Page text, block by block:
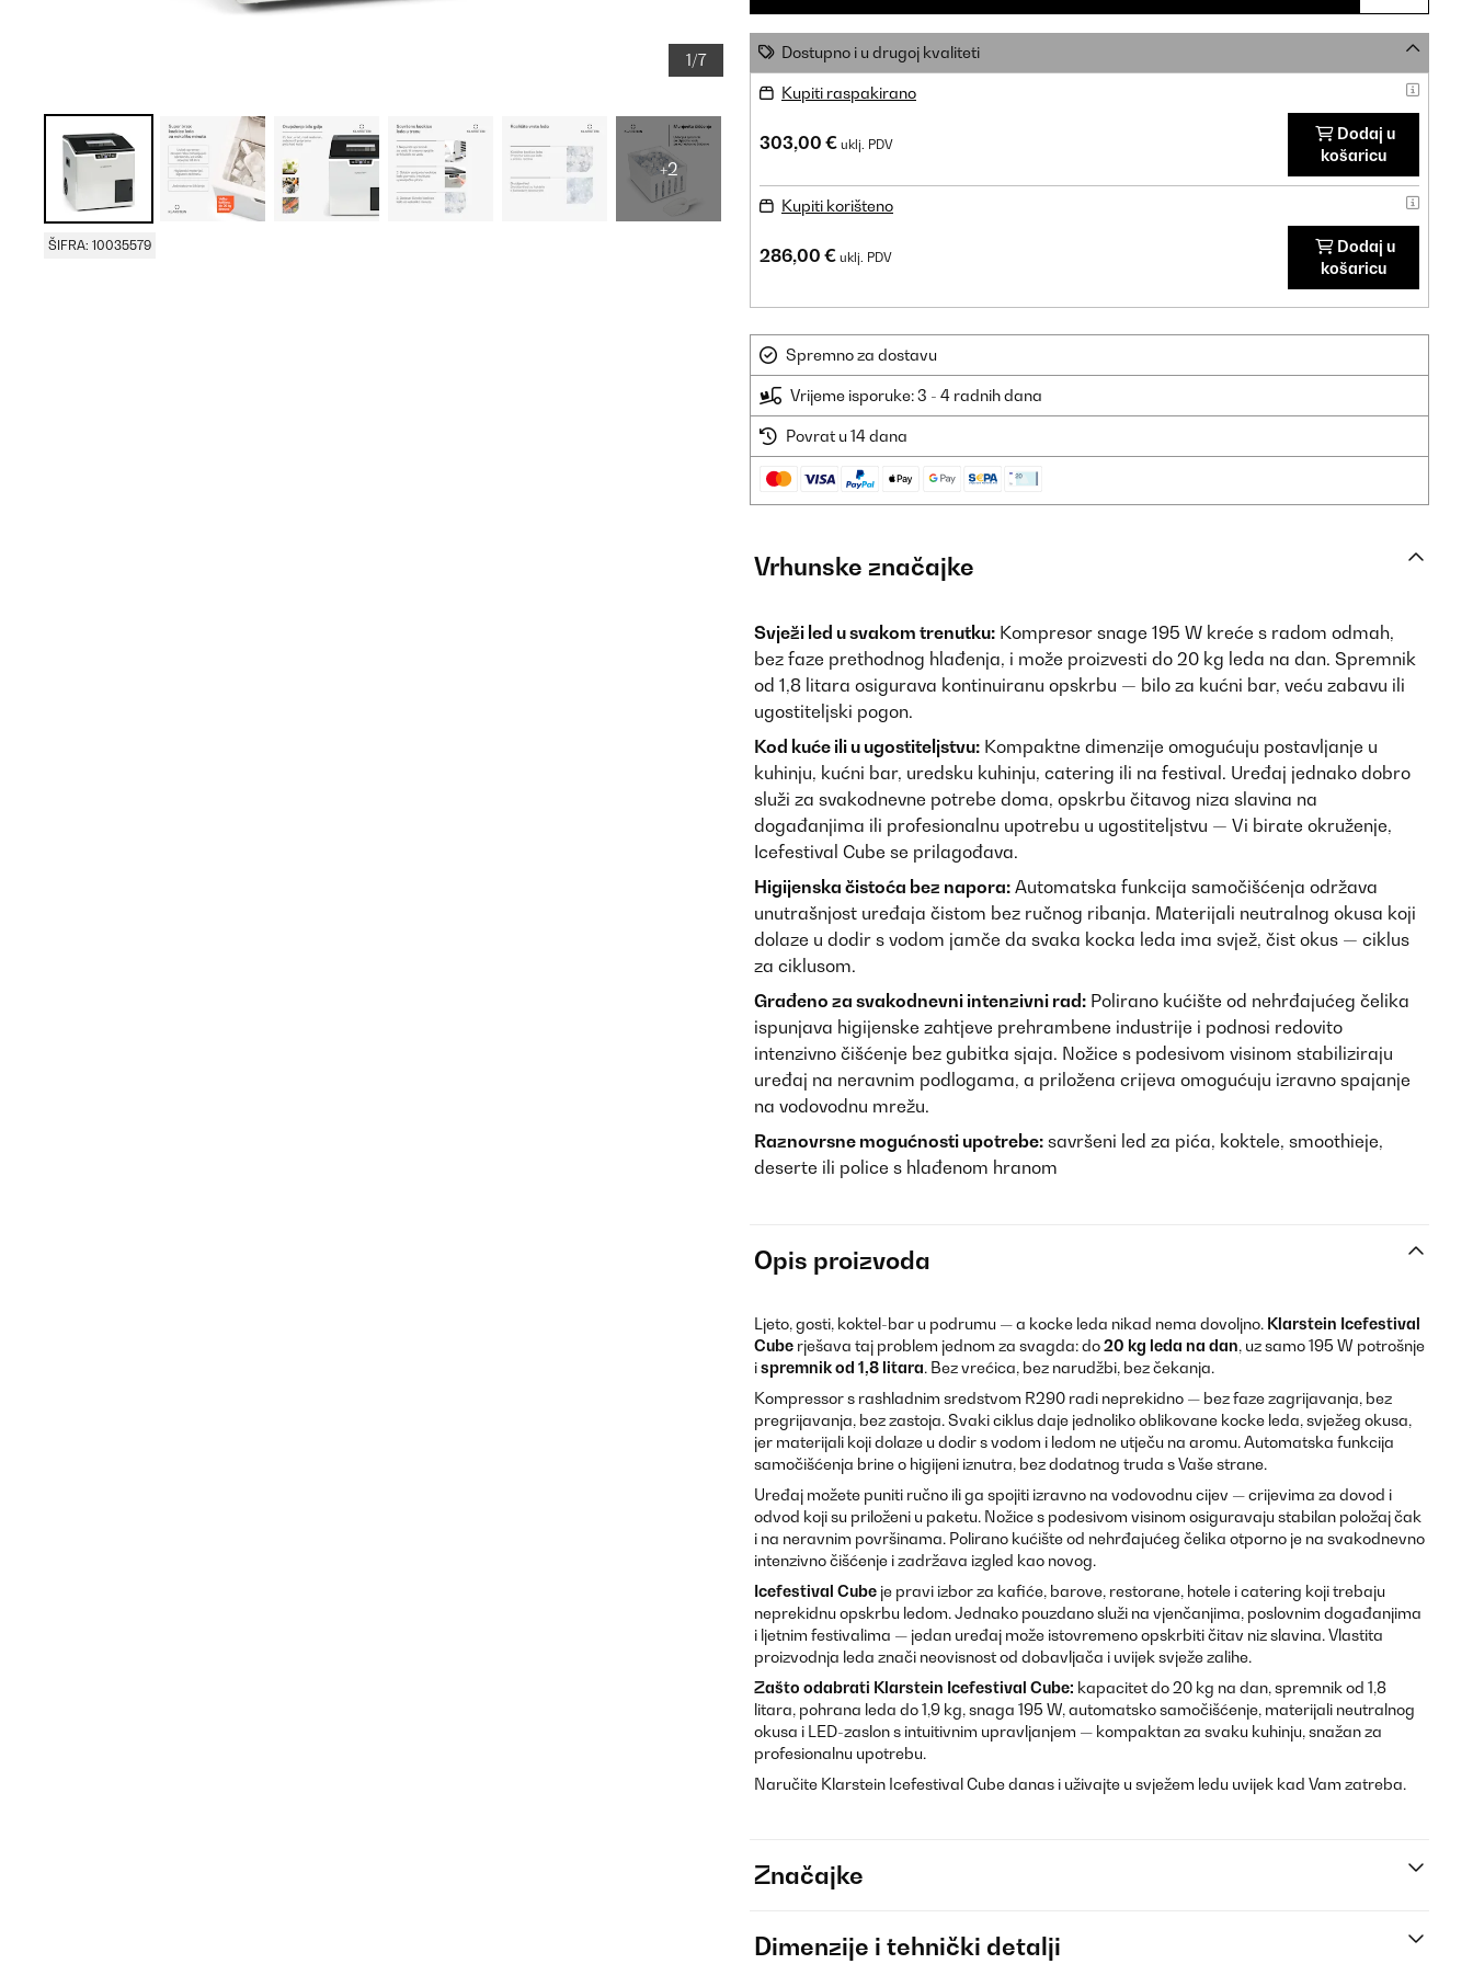
1/7
+2
ŠIFRA: 10035579
Dostupno i u drugoj kvaliteti
Kupiti raspakirano
303,00 € uklj. PDV
Dodaj u
košaricu
Kupiti korišteno
286,00 € uklj. PDV
Dodaj u
košaricu
Spremno za dostavu
Vrijeme isporuke: 3 - 4 radnih dana
Povrat u 14 dana
Vrhunske značajke
Svježi led u svakom trenutku: Kompresor snage 195 W kreće s radom odmah,
bez faze prethodnog hlađenja, i može proizvesti do 20 kg leda na dan. Spremnik
od 1,8 litara osigurava kontinuiranu opskrbu — bilo za kućni bar, veću zabavu ili
ugostiteljski pogon.
Kod kuće ili u ugostiteljstvu: Kompaktne dimenzije omogućuju postavljanje u
kuhinju, kućni bar, uredsku kuhinju, catering ili na festival. Uređaj jednako dobro
služi za svakodnevne potrebe doma, opskrbu čitavog niza slavina na
događanjima ili profesionalnu upotrebu u ugostiteljstvu — Vi birate okruženje,
Icefestival Cube se prilagođava.
Higijenska čistoća bez napora: Automatska funkcija samočišćenja održava
unutrašnjost uređaja čistom bez ručnog ribanja. Materijali neutralnog okusa koji
dolaze u dodir s vodom jamče da svaka kocka leda ima svjež, čist okus — ciklus
za ciklusom.
Građeno za svakodnevni intenzivni rad: Polirano kućište od nehrđajućeg čelika
ispunjava higijenske zahtjeve prehrambene industrije i podnosi redovito
intenzivno čišćenje bez gubitka sjaja. Nožice s podesivom visinom stabiliziraju
uređaj na neravnim podlogama, a priložena crijeva omogućuju izravno spajanje
na vodovodnu mrežu.
Raznovrsne mogućnosti upotrebe: savršeni led za pića, koktele, smoothieje,
deserte ili police s hlađenom hranom
Opis proizvoda
Ljeto, gosti, koktel-bar u podrumu — a kocke leda nikad nema dovoljno. Klarstein Icefestival
Cube rješava taj problem jednom za svagda: do20 kg leda na dan, uz samo 195 W potrošnje
ispremnik od 1,8 litara. Bez vrećica, bez narudžbi, bez čekanja.
Kompressor s rashladnim sredstvom R290 radi neprekidno — bez faze zagrijavanja, bez
pregrijavanja, bez zastoja. Svaki ciklus daje jednoliko oblikovane kocke leda, svježeg okusa,
jer materijali koji dolaze u dodir s vodom i ledom ne utječu na aromu. Automatska funkcija
samočišćenja brine o higijeni iznutra, bez dodatnog truda s Vaše strane.
Uređaj možete puniti ručno ili ga spojiti izravno na vodovodnu cijev — crijevima za dovod i
odvod koji su priloženi u paketu. Nožice s podesivom visinom osiguravaju stabilan položaj čak
i na neravnim površinama. Polirano kućište od nehrđajućeg čelika otporno je na svakodnevno
intenzivno čišćenje i zadržava izgled kao novog.
Icefestival Cube je pravi izbor za kafiće, barove, restorane, hotele i catering koji trebaju
neprekidnu opskrbu ledom. Jednako pouzdano služi na vjenčanjima, poslovnim događanjima
i ljetnim festivalima — jedan uređaj može istovremeno opskrbiti čitav niz slavina. Vlastita
proizvodnja leda znači neovisnost od dobavljača i uvijek svježe zalihe.
Zašto odabrati Klarstein Icefestival Cube: kapacitet do 20 kg na dan, spremnik od 1,8
litara, pohrana leda do 1,9 kg, snaga 195 W, automatsko samočišćenje, materijali neutralnog
okusa i LED-zaslon s intuitivnim upravljanjem — kompaktan za svaku kuhinju, snažan za
profesionalnu upotrebu.
Naručite Klarstein Icefestival Cube danas i uživajte u svježem ledu uvijek kad Vam zatreba.
Značajke
Dimenzije i tehnički detalji